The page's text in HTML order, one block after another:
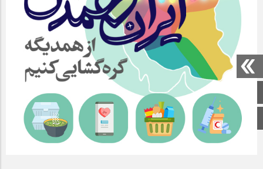
صفحه اصلی
اینستاگرام